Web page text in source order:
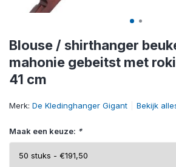
Blouse / shirthanger
mahonie gebeitst met
41 cm
Merk: De Kledinghanger Gigant Bekijk
Maak een keuze: *